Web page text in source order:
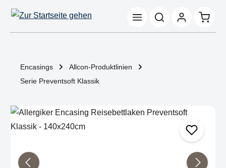
Zum Hauptinhalt springen
Encasings
Allcon-Produktlinien
Serie Preventsoft Klassik
Bildergalerie überspringen